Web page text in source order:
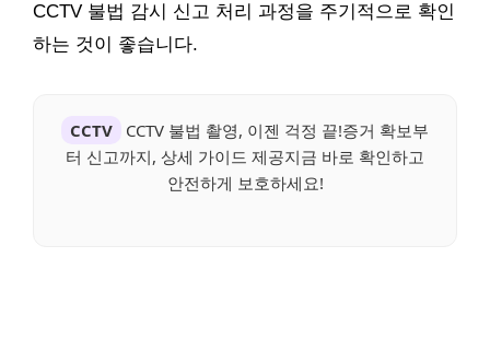
CCTV 불법 감시 신고 처리 과정을 주기적으로 확인
하는 것이 좋습니다.
CCTV
CCTV 불법 촬영, 이젠 걱정 끝!증거 확보부
터 신고까지, 상세 가이드 제공지금 바로 확인하고
안전하게 보호하세요!